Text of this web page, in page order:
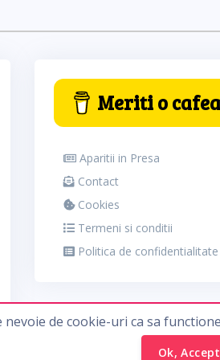
nevoie de cookie-uri ca sa
Ok,
Meriti o
Aparitii in Presa
Contact
Cookies
Termeni si conditii
Politica de confidentialitate